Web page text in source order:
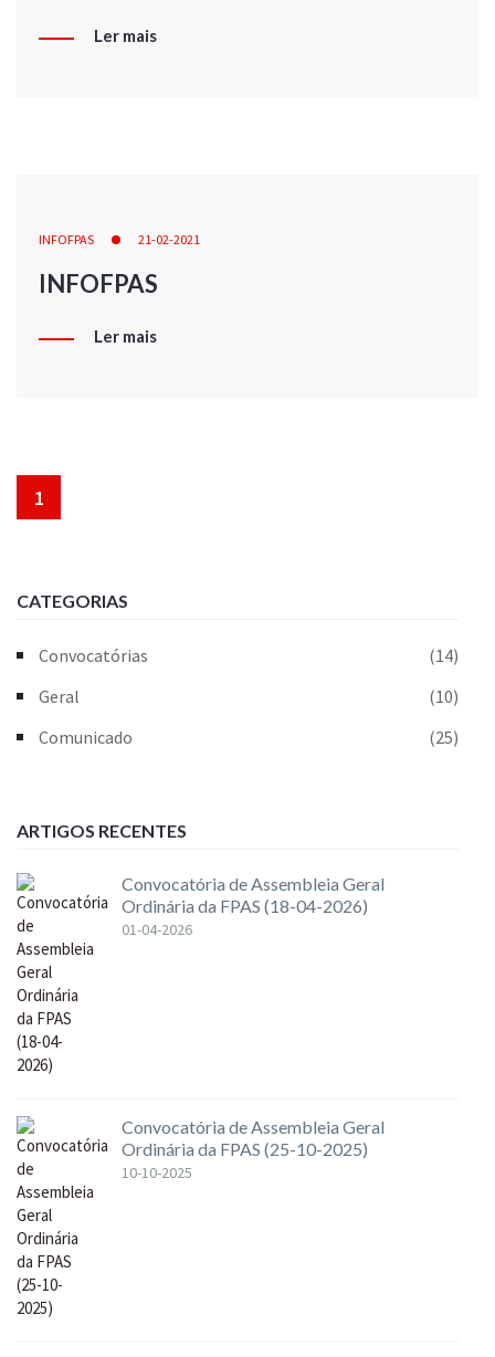
Ler mais
INFOFPAS 21-02-2021
INFOFPAS
Ler mais
1
CATEGORIAS
Convocatórias
(14)
Geral
(10)
Comunicado
(25)
ARTIGOS RECENTES
Convocatória de Assembleia Geral
Ordinária da FPAS (18-04-2026)
01-04-2026
Convocatória de Assembleia Geral
Ordinária da FPAS (25-10-2025)
10-10-2025